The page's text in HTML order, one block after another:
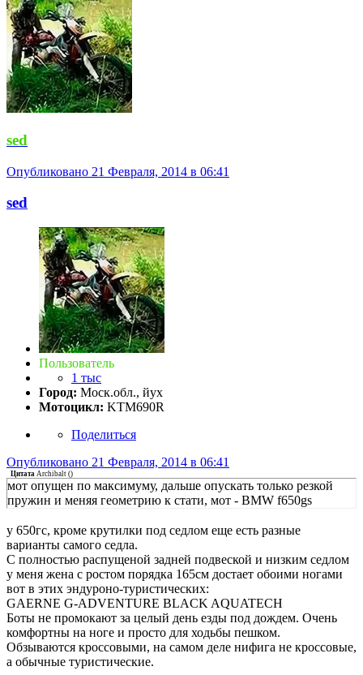
sed
Опубликовано 21 Февраля, 2014 в 06:41
sed
Пользователь
1 тыс
Город: Моск.обл., йух
Мотоцикл: KTM690R
Поделиться
Опубликовано 21 Февраля, 2014 в 06:41
Цитата Archibalt ()
мот опущен по максимуму, дальше опускать только резкой
пружин и меняя геометрию к стати, мот - BMW f650gs
у 650гс, кроме крутилки под седлом еще есть разные
варианты самого седла.
С полностью распущеной задней подвеской и низким седлом
у меня жена с ростом порядка 165см достает обоими ногами
вот в этих эндуроно-туристических:
GAERNE G-ADVENTURE BLACK AQUATECH
Боты не промокают за целый день езды под дождем. Очень
комфортны на ноге и просто для ходьбы пешком.
Обзываются кроссовыми, на самом деле нифига не кроссовые,
а обычные туристические.